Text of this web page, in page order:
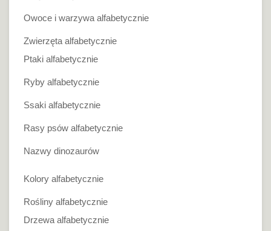
Owoce i warzywa alfabetycznie
Zwierzęta alfabetycznie
Ptaki alfabetycznie
Ryby alfabetycznie
Ssaki alfabetycznie
Rasy psów alfabetycznie
Nazwy dinozaurów
Kolory alfabetycznie
Rośliny alfabetycznie
Drzewa alfabetycznie